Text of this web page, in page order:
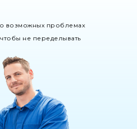
возможных проблемах
не переделывать